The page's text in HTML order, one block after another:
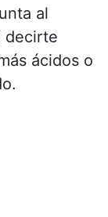
al
decirte
ácidos o